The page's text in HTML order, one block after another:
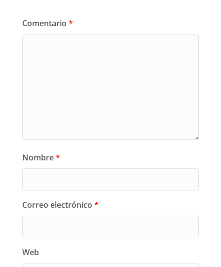
Comentario *
Nombre*
Correo electrónico *
Web